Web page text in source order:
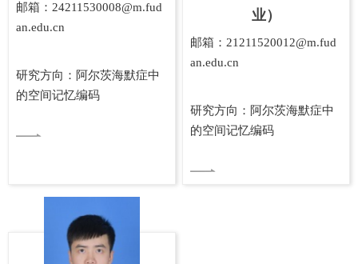
邮箱：24211530008@m.fud
an.edu.cn
研究方向：阿尔茨海默症中
的空间记忆编码
业）
邮箱：21211520012@m.fud
an.edu.cn
研究方向：阿尔茨海默症中
的空间记忆编码